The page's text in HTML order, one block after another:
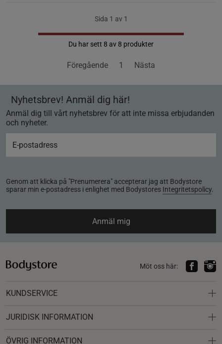
Sida 1 av 1
Du har sett 8 av 8 produkter
Föregående 1 Nästa
Nyhetsbrev! Anmäl dig här!
Anmäl dig till vårt nyhetsbrev för att inte missa erbjudanden
och nyheter.
Genom att klicka på "Prenumerera" accepterar jag att Bodystore
sparar min e-postadress i enlighet med Bodystores Integritetspolicy.
Anmäl mig
Möt oss här:
KUNDSERVICE
JURIDISK INFORMATION
ÖVRIG INFORMATION